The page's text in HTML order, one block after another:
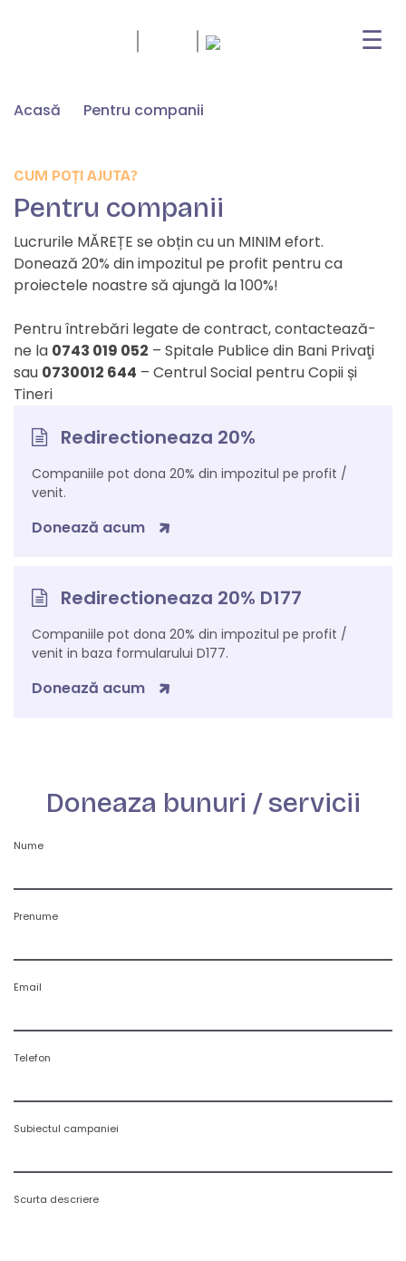
to
☰
Acasă Pentru companii
CUM POȚI AJUTA?
Pentru companii
Lucrurile MĂREȚE se obțin cu un MINIM efort.
Donează 20% din impozitul pe profit pentru ca
proiectele noastre să ajungă la 100%!
Pentru întrebări legate de contract, contactează-
ne la 0743 019 052 – Spitale Publice din Bani Privaţi
sau 0730012 644 – Centrul Social pentru Copii și
Tineri
Redirectioneaza 20%
Companiile pot dona 20% din impozitul pe profit /
venit.
Donează acum
Redirectioneaza 20% D177
Companiile pot dona 20% din impozitul pe profit /
venit in baza formularului D177.
Donează acum
Doneaza bunuri / servicii
Nume
Prenume
Email
Telefon
Subiectul campaniei
Scurta descriere